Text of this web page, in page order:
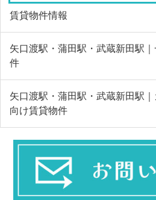
賃貸物件情報
矢口渡駅・蒲田駅・武蔵新田駅
件
矢口渡駅・蒲田駅・武蔵新田駅
向け賃貸物件